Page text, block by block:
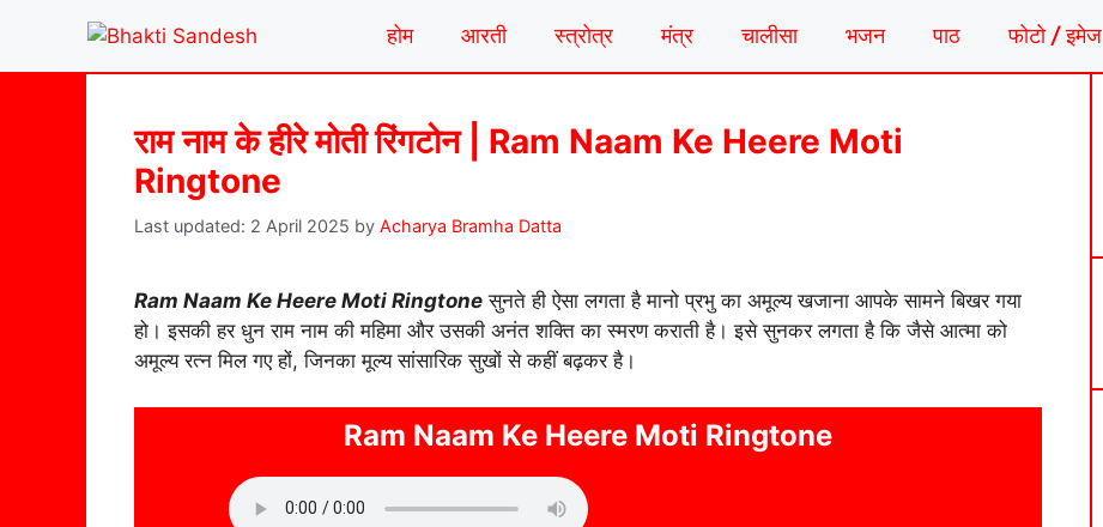
content
होम आरती स्त्रोत्र मंत्र चालीसा भजन पाठ फोटो / इमेज
राम नाम के हीरे मोती रिंगटोन | Ram Naam Ke Heere Moti
Ringtone
2 April 2025 by Acharya Bramha Datta
Ram Naam Ke Heere Moti Ringtone सुनते ही ऐसा लगता है मानो प्रभु का अमूल्य खजाना आपके सामने बिखर गया
हो। इसकी हर धुन राम नाम की महिमा और उसकी अनंत शक्ति का स्मरण कराती है। इसे सुनकर लगता है कि जैसे आत्मा को
अमूल्य रत्न मिल गए हों, जिनका मूल्य सांसारिक सुखों से कहीं बढ़कर है।
Ram Naam Ke Heere Moti Ringtone